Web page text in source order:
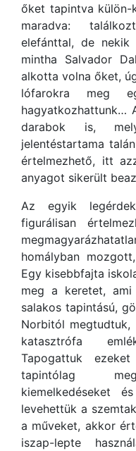
őket tapintva külön-
maradva:
elefánttal, de
mintha Salvador
alkotta volna őket,
lófarokra meg
hagyatkozhattunk…
darabok is,
jelentéstartama
értelmezhető, itt
anyagot sikerült
Az egyik
figurálisan
homályban
Egy kisebbfajta
meg a keretet, ami
salakos tapintású,
Norbitól
katasztrófa
Tapogattuk
tapintólag
kiemelkedéseket
levehettük a
a műveket, akkor
iszap-lepte